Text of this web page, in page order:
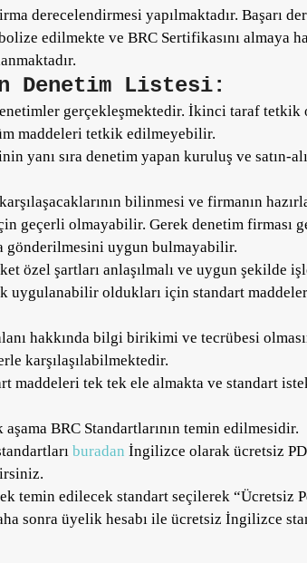
derecelendirmesi yapılmaktadır. Başarı
edilmekte ve BRC Sertifikasını almaya
Denetim Listesi:
gerçekleşmektedir. İkinci taraf tetkik
maddeleri tetkik edilmeyebilir.
yanı sıra denetim yapan kuruluş ve satın-
bilinmesi ve firmanın
geçerli olmayabilir. Gerek denetim firması
gönderilmesini uygun bulmayabilir.
şartları anlaşılmalı ve uygun şekilde
uygulanabilir oldukları için standart
hakkında bilgi birikimi ve tecrübesi
karşılaşılabilmektedir.
maddeleri tek tek ele almakta ve standart
BRC Standartlarının temin edilmesidir.
buradan İngilizce olarak ücretsiz
temin edilecek standart seçilerek “Ücretsiz
sonra üyelik hesabı ile ücretsiz İngilizce